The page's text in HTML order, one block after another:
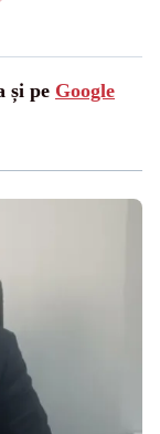
și pe Google